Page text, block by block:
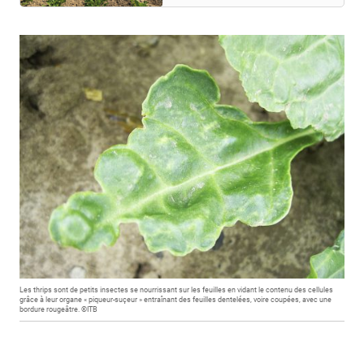
Les thrips sont de petits insectes se nourrissant sur les feuilles en vidant le contenu des cellules
grâce à leur organe « piqueur-suçeur » entraînant des feuilles dentelées, voire coupées, avec une
bordure rougeâtre. ©ITB